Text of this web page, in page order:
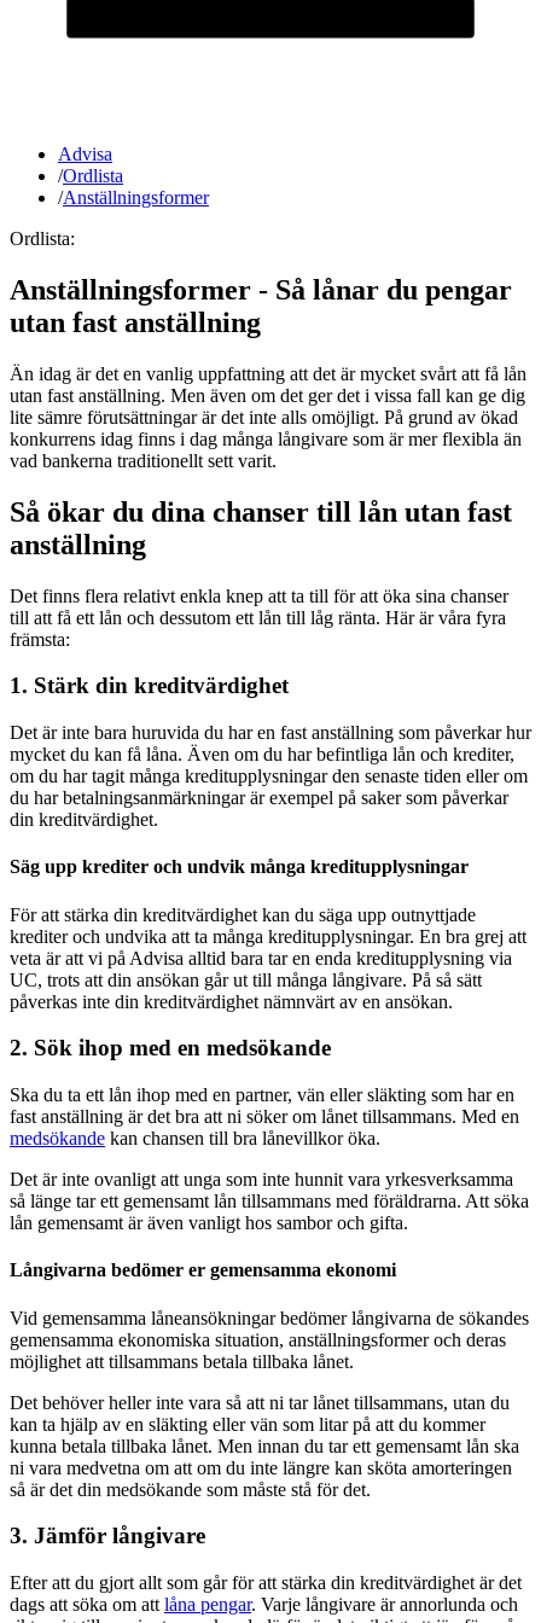
Advisa
/Ordlista
/Anställningsformer
Ordlista:
Anställningsformer - Så lånar du pengar
utan fast anställning
Än idag är det en vanlig uppfattning att det är mycket svårt att få lån
utan fast anställning. Men även om det ger det i vissa fall kan ge dig
lite sämre förutsättningar är det inte alls omöjligt. På grund av ökad
konkurrens idag finns i dag många långivare som är mer flexibla än
vad bankerna traditionellt sett varit.
Så ökar du dina chanser till lån utan fast
anställning
Det finns flera relativt enkla knep att ta till för att öka sina chanser
till att få ett lån och dessutom ett lån till låg ränta. Här är våra fyra
främsta:
1. Stärk din kreditvärdighet
Det är inte bara huruvida du har en fast anställning som påverkar hur
mycket du kan få låna. Även om du har befintliga lån och krediter,
om du har tagit många kreditupplysningar den senaste tiden eller om
du har betalningsanmärkningar är exempel på saker som påverkar
din kreditvärdighet.
Säg upp krediter och undvik många kreditupplysningar
För att stärka din kreditvärdighet kan du säga upp outnyttjade
krediter och undvika att ta många kreditupplysningar. En bra grej att
veta är att vi på Advisa alltid bara tar en enda kreditupplysning via
UC, trots att din ansökan går ut till många långivare. På så sätt
påverkas inte din kreditvärdighet nämnvärt av en ansökan.
2. Sök ihop med en medsökande
Ska du ta ett lån ihop med en partner, vän eller släkting som har en
fast anställning är det bra att ni söker om lånet tillsammans. Med en
medsökande kan chansen till bra lånevillkor öka.
Det är inte ovanligt att unga som inte hunnit vara yrkesverksamma
så länge tar ett gemensamt lån tillsammans med föräldrarna. Att söka
lån gemensamt är även vanligt hos sambor och gifta.
Långivarna bedömer er gemensamma ekonomi
Vid gemensamma låneansökningar bedömer långivarna de sökandes
gemensamma ekonomiska situation, anställningsformer och deras
möjlighet att tillsammans betala tillbaka lånet.
Det behöver heller inte vara så att ni tar lånet tillsammans, utan du
kan ta hjälp av en släkting eller vän som litar på att du kommer
kunna betala tillbaka lånet. Men innan du tar ett gemensamt lån ska
ni vara medvetna om att om du inte längre kan sköta amorteringen
så är det din medsökande som måste stå för det.
3. Jämför långivare
Efter att du gjort allt som går för att stärka din kreditvärdighet är det
dags att söka om att låna pengar. Varje långivare är annorlunda och